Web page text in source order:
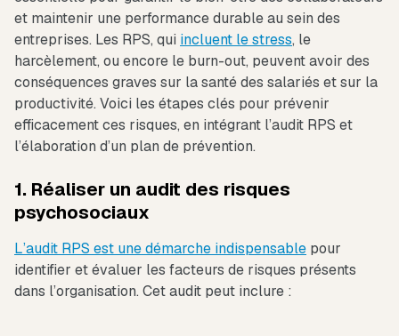
et maintenir une performance durable au sein des
entreprises. Les RPS, qui incluent le stress, le
harcèlement, ou encore le burn-out, peuvent avoir des
conséquences graves sur la santé des salariés et sur la
productivité. Voici les étapes clés pour prévenir
efficacement ces risques, en intégrant l’audit RPS et
l’élaboration d’un plan de prévention.
1. Réaliser un audit des risques
psychosociaux
L’audit RPS est une démarche indispensable pour
identifier et évaluer les facteurs de risques présents
dans l’organisation. Cet audit peut inclure :